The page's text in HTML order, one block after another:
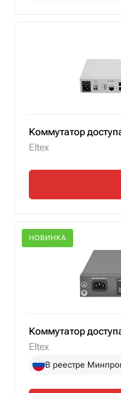
Коммутатор
Eltex
НОВИНКА
Коммутатор
Eltex
В реестре